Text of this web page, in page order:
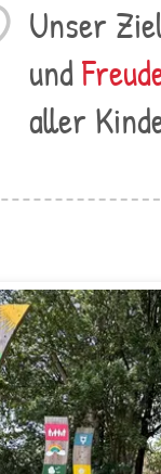
Unser
und
aller